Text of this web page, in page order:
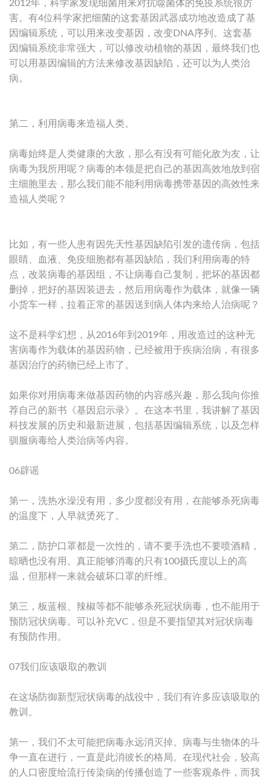
2012年，科学家发现细菌用来对抗噬菌体的免疫系统很厉
害。有4位科学家把细菌的这套基因武器成功地改造成了基
因编辑系统，可以用来改变基因，改变DNA序列。这套基
因编辑系统非常强大，可以修改动植物的基因，最终我们也
可以用基因编辑的方法来修改基因缺陷，还可以为人类治
病。
第二，利用病毒来造福人类。
病毒始终是人类健康的大敌，那么有没有可能化敌为友，让
病毒为我所用呢？病毒的本领是把自己的基因高效地放到宿
主细胞里去，那么我们能不能利用病毒携带基因的高效性来
造福人类呢？
比如，有一些人患有因先天性基因缺陷引发的遗传病，包括
眼睛、血液、免疫细胞都有基因缺陷，我们利用病毒的特
点，改装病毒的基因组，不让病毒自己复制，把坏的基因都
删掉，把好的基因装进去，然后用病毒作为载体，就像一辆
小货车一样，拉着正常的基因送到病人体内来给人治病呢？
这不是科学幻想，从2016年到2019年，用改造过的这种无
害病毒作为载体的基因药物，已经被用于疾病治病，有很多
基因治疗的药物已经上市了。
如果你对用病毒来做基因药物的内容感兴趣，那么我向你推
荐自己的新书《基因启示录》。在这本书里，我讲解了基因
科技发展的历史和最新进展，包括基因编辑系统，以及怎样
驯服病毒给人类治病等内容。
06辟谣
第一，洗热水澡没有用，多少度都没有用，在能够杀死病毒
的温度下，人早就烫死了。
第二，防护口罩都是一次性的，请不要手洗也不要喷酒精，
晾晒也没有用。真正能够消毒的只有100摄氏度以上的高
温，但那样一来就会破坏口罩的纤维。
第三，板蓝根、辣椒等都不能够杀死冠状病毒，也不能用于
预防冠状病毒。可以补充VC，但是不要指望其对冠状病毒
有预防作用。
07我们应该吸取的教训
在这场防御新型冠状病毒的战役中，我们有许多应该吸取的
教训。
第一，我们不太可能把病毒永远消灭掉。病毒与生物体的斗
争一直在进行，一直是此消彼长的格局。在现代社会，较高
的人口密度给流行传染病的传播创造了一些客观条件，而我